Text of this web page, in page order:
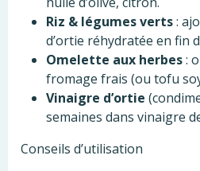
Riz & légumes verts:
d’ortie réhydratée en fin
Omelette aux herbes:
fromage frais (ou tofu
Vinaigre d’ortie
semaines dans vinaigre
Conseils d’utilisation